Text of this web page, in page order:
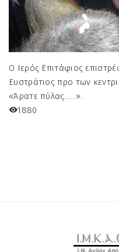
Ο Ιερός Επιτάφιος
Ευστράτιος προ των
«Άρατε πύλας......».
1880